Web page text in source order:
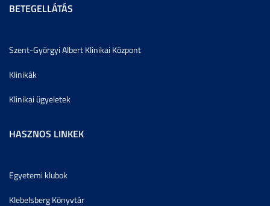
BETEGELLÁTÁS
Szent-Györgyi Albert Klinikai Központ
Klinikák
Klinikai ügyeletek
HASZNOS LINKEK
Egyetemi klubok
Klebelsberg Könyvtár